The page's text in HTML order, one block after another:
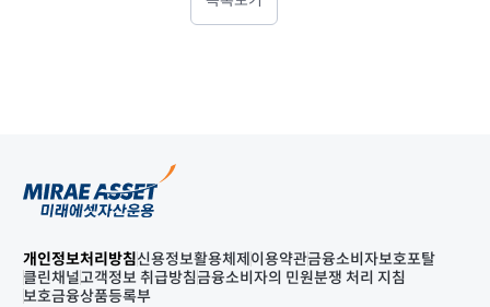
개인정보처리방침신용정보활용체제 이용약관금융소비자보호포탈
클린채널고객정보 취급방침금융소비자의 민원분쟁 처리 지침
보호금융상품등록부